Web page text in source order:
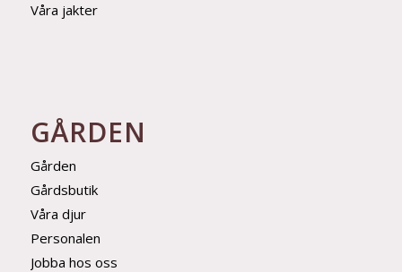
Våra jakter
GÅRDEN
Gården
Gårdsbutik
Våra djur
Personalen
Jobba hos oss